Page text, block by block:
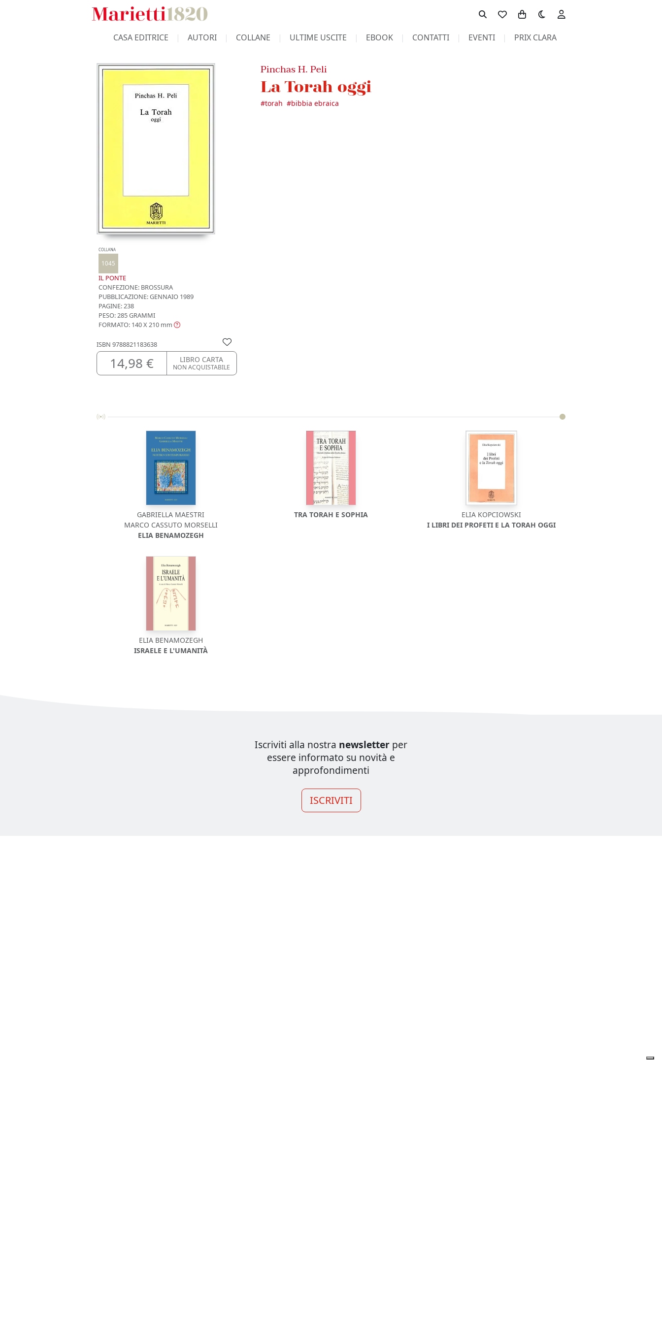
Toggle theme
CASA EDITRICE AUTORI COLLANE ULTIME USCITE EBOOK CONTATTI EVENTI PRIX CLARA
COLLANA
1045
IL PONTE
CONFEZIONE: BROSSURA
PUBBLICAZIONE:GENNAIO 1989
PAGINE: 238
PESO: 285 GRAMMI
FORMATO: 140 X 210 mm
ISBN 9788821183638
14,98 € LIBRO CARTA
NON ACQUISTABILE
Pinchas H. Peli
La Torah oggi
#torah #bibbia ebraica
GABRIELLA MAESTRI
MARCO CASSUTO MORSELLI
ELIA BENAMOZEGH
TRA TORAH E SOPHIA
ELIA KOPCIOWSKI
I LIBRI DEI PROFETI E LA TORAH OGGI
ELIA BENAMOZEGH
ISRAELE E L'UMANITÀ
Iscriviti alla nostra newsletter per
essere informato su novità e
approfondimenti
ISCRIVITI